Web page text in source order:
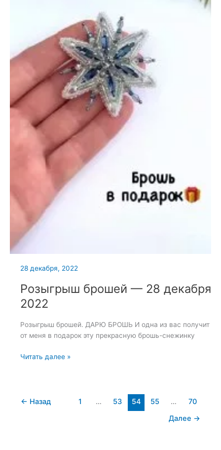
28 декабря, 2022
Розыгрыш брошей — 28 декабря
2022
Розыгрыш брошей. ДАРЮ БРОШЬ И одна из вас получит
от меня в подарок эту прекрасную брошь-снежинку
Розыгрыш
декабря
Читать далее »
← Назад 1 … 53 54 55 …
70
Далее →